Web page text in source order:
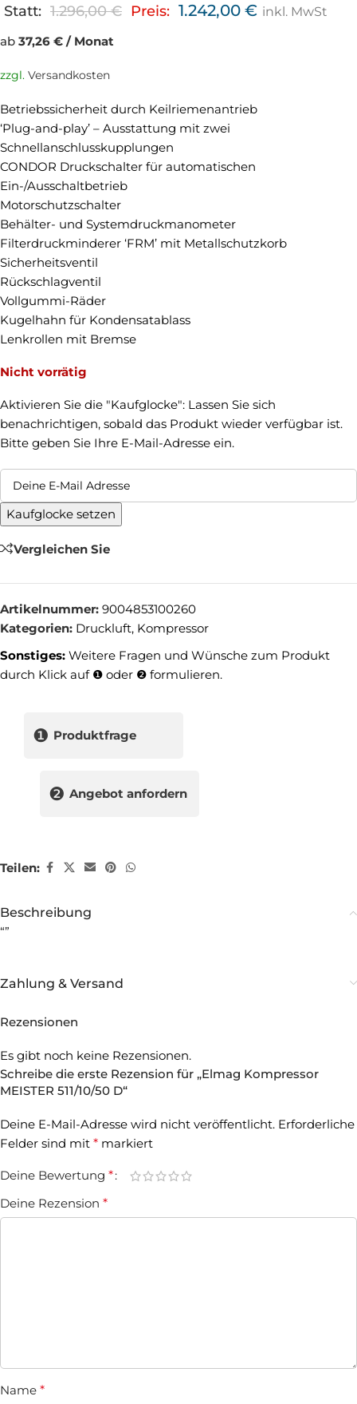
Statt: 1.296,00€ Preis: 1.242,00 € inkl. MwSt
ab 37,26 € / Monat
zzgl. Versandkosten
Betriebssicherheit durch Keilriemenantrieb
‘Plug-and-play’ – Ausstattung mit zwei
Schnellanschlusskupplungen
CONDOR Druckschalter für automatischen
Ein-/Ausschaltbetrieb
Motorschutzschalter
Behälter- und Systemdruckmanometer
Filterdruckminderer ‘FRM’ mit Metallschutzkorb
Sicherheitsventil
Rückschlagventil
Vollgummi-Räder
Kugelhahn für Kondensatablass
Lenkrollen mit Bremse
Nicht vorrätig
Aktivieren Sie die "Kaufglocke": Lassen Sie sich
benachrichtigen, sobald das Produkt wieder verfügbar ist.
Bitte geben Sie Ihre E-Mail-Adresse ein.
Kaufglocke setzen
Vergleichen Sie
Artikelnummer: 9004853100260
Kategorien: Druckluft, Kompressor
Sonstiges: Weitere Fragen und Wünsche zum Produkt
durch Klick auf ❶ oder ❷ formulieren.
❶ Produktfrage
❷ Angebot anfordern
Teilen:
Beschreibung
“”
Zahlung & Versand
Rezensionen
Es gibt noch keine Rezensionen.
Schreibe die erste Rezension für „Elmag Kompressor
MEISTER 511/10/50 D“
Deine E-Mail-Adresse wird nicht veröffentlicht. Erforderliche
Felder sind mit * markiert
Deine Bewertung *
Deine Rezension *
Name *